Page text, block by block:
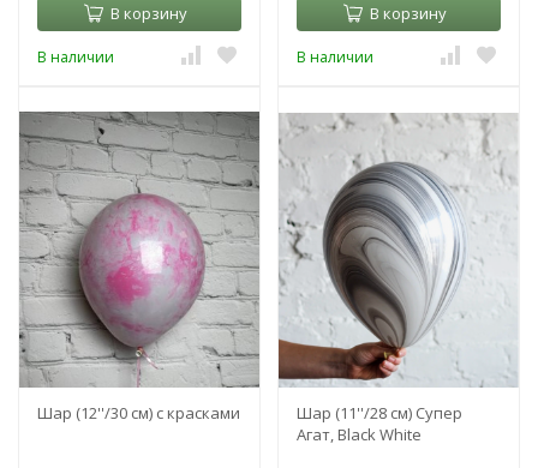
В корзину
В наличии
В корзину
В наличии
Шар (12''/30 см) с красками
Шар (11''/28 см) Супер
Агат, Black White